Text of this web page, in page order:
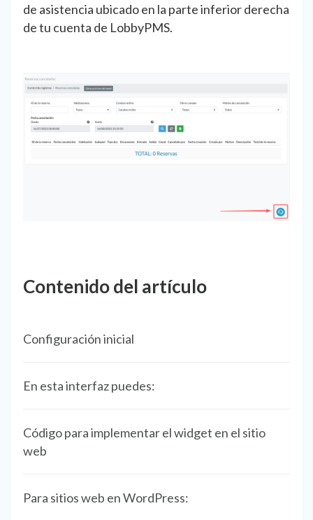
de asistencia ubicado en la parte inferior derecha
de tu cuenta de LobbyPMS.
Contenido del artículo
Configuración inicial
En esta interfaz puedes:
Código para implementar el widget en el sitio
web
Para sitios web en WordPress: